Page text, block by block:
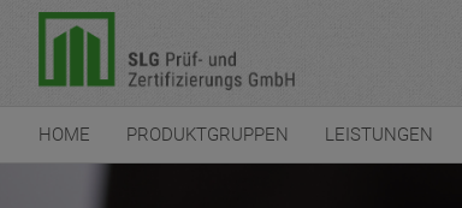
HOME PRODUKTGRUPPEN LEISTUNGEN